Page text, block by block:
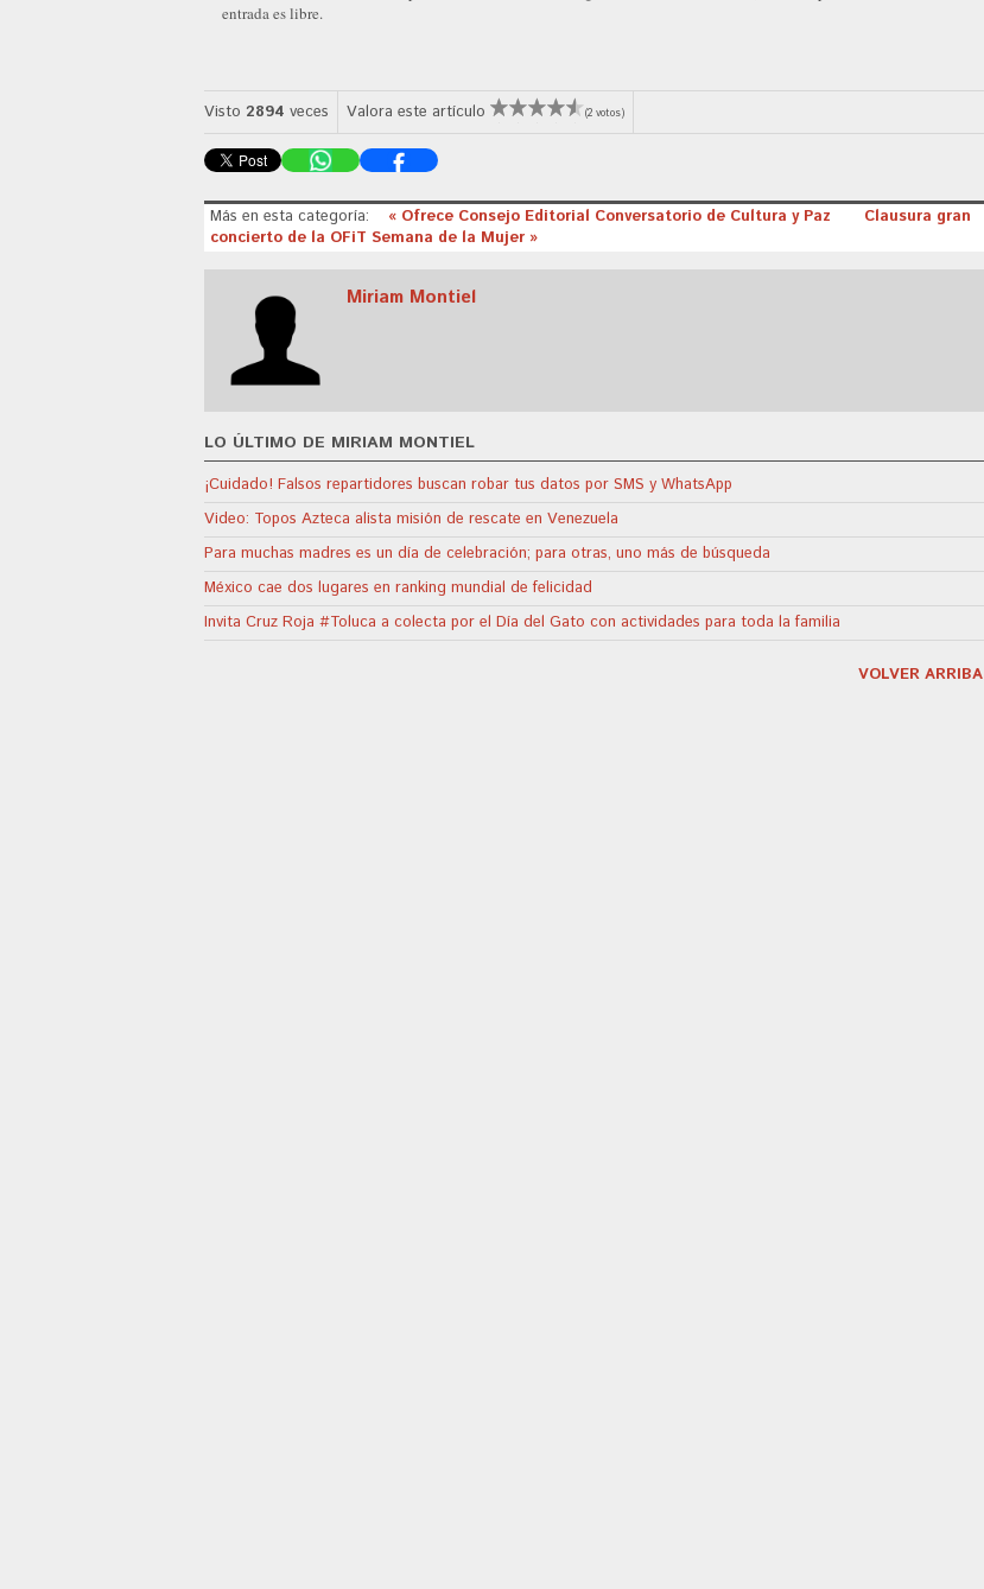
entrada es libre.
Visto 2894 veces Valora este artículo (2 votos)
Más en esta categoría: « Ofrece Consejo Editorial Conversatorio de Cultura y Paz
Clausura gran
concierto de la OFiT Semana de la Mujer »
Miriam Montiel
LO ÚLTIMO DE MIRIAM MONTIEL
¡Cuidado! Falsos repartidores buscan robar tus datos por SMS y WhatsApp
Video: Topos Azteca alista misión de rescate en Venezuela
Para muchas madres es un día de celebración; para otras, uno más de búsqueda
México cae dos lugares en ranking mundial de felicidad
Invita Cruz Roja #Toluca a colecta por el Día del Gato con actividades para toda la familia
VOLVER ARRIBA